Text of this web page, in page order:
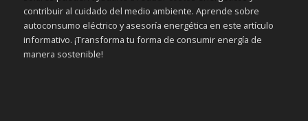
contribuir al cuidado del medio ambiente. Aprende sobre
autoconsumo eléctrico y asesoría energética en este artículo
informativo. ¡Transforma tu forma de consumir energía de
manera sostenible!